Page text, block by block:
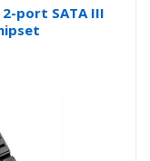
2-port SATA III